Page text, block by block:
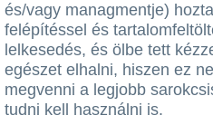
és/vagy managmentje)
felépítéssel és
lelkesedés, és ölbe tett
egészet elhalni, hiszen ez
megvenni a legjobb
tudni kell használni is.